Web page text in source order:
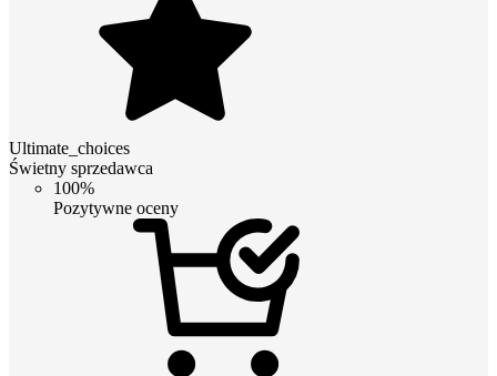
Ultimate_choices
Świetny sprzedawca
100%
Pozytywne oceny